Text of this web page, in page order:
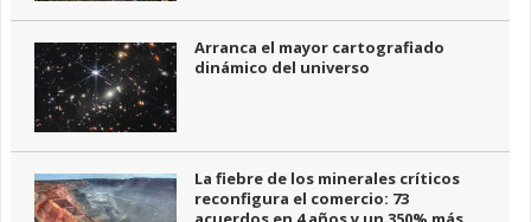
Arranca el mayor cartografiado
dinámico del universo
La fiebre de los minerales críticos
reconfigura el comercio: 73